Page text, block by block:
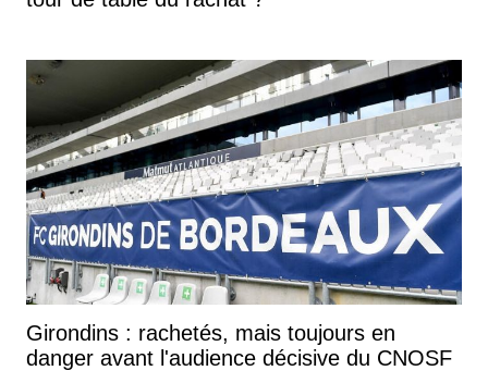
Girondins : rachetés, mais toujours en
danger avant l'audience décisive du CNOSF